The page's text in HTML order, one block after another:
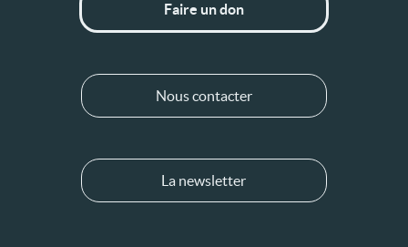
Faire un don
Nous contacter
La newsletter